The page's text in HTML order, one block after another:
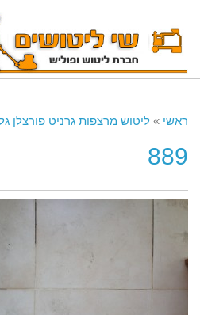
ראשי » ליטוש מרצפות גרניט פורצלן
889